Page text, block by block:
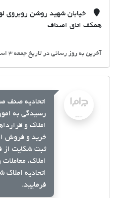
خیابان شهید روشن روبروی
همکف اتاق اصناف
آخرین به روز رسانی در تاریخ جمعه 3 اسفند 1397
اتحادیه صنف
رسیدگی به
املاک و
خرید و فروش
ثبت شکایت از
املاک،
اتحادیه املاک
فرمایید.